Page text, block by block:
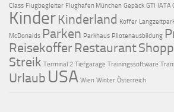
Class Flugbegleiter Flughafen München Gepäck GTI IATA
KinderKinderland Koffer
McDonalds Parken Parkhaus Pilotenausbildung
ReisekofferRestaurant
Streik Terminal 2 Tiefgarage Trainingssoftware
Urlaub USA Wien Winter Österreich